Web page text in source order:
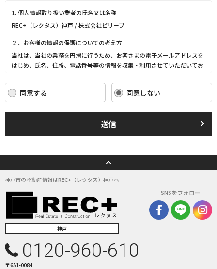
1. 個人情報取り扱い業者の氏名又は名称
REC+（レクタス）神戸 / 株式会社ビリーブ
２．お客様の情報の保護についての考え方
当社は、当社の業務を円滑に行うため、お客さまの電子メールアドレスを
はじめ、氏名、住所、電話番号等の情報を収集・利用させていただいてお
当社は、これらのお客さまの個人情報（以下「お客さま情報」といいま
す。）の適正な保護を重大な責務と認識し、この責務を果たすために、次
法令を遵守し、適切に取り扱います。また、適宜取扱いの改善に努めま
す。
ます。また、取引先等に対しても適切にお客さま情報を取り扱うように要
(3) お客さま情報の収集に際しては、利用目的を特定して通知または公表
(4) お客さま情報の漏洩、紛失、改ざん等を防止するために必要な 対策を
講じて適切な管理を行います。
(5) 保有するお客さま情報について、お客さま本人からの開示、訂正、削
除、利用停止の依頼を所定の窓口でお受けして、誠意をもって対応いたし
具体的には、以下の内容に従ってお客さま情報の取り扱いをいたします。
３．お客様の情報の利用目的
同意する 同意しない
送信
神戸市の不動産情報はREC+（レクタス）神戸へ
神戸
SNSをフォロー
0120-960-610
〒651-0084